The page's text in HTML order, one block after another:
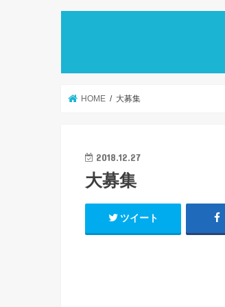
HOME 大募集
2018.12.27
大募集
ツイート